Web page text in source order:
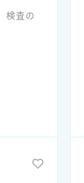
検査の